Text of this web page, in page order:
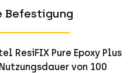
Befestigung
ResiFIX Pure Epoxy Plus
von 100